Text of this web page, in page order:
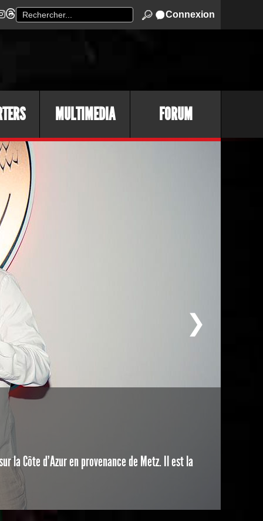
Connexion
MULTIMEDIA FORUM
la Côte d’Azur en provenance de Metz. Il est la
❯